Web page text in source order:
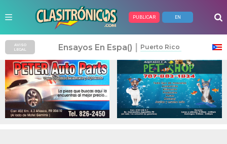
PUBLICAR EN
Anuncios Pagados
AVISO
LEGAL
Ensayos En Espa() Puerto Rico